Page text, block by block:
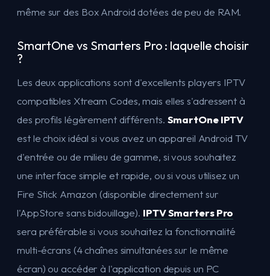
même sur des Box Android dotées de peu de RAM.
SmartOne vs Smarters Pro : laquelle choisir
?
Les deux applications sont d'excellents players IPTV
compatibles Xtream Codes, mais elles s'adressent à
des profils légèrement différents. SmartOne IPTV
est le choix idéal si vous avez un appareil Android TV
d'entrée ou de milieu de gamme, si vous souhaitez
une interface simple et rapide, ou si vous utilisez un
Fire Stick Amazon (disponible directement sur
l'AppStore sans bidouillage). IPTV Smarters Pro
sera préférable si vous souhaitez la fonctionnalité
multi-écrans (4 chaînes simultanées sur le même
écran) ou accéder à l'application depuis un PC